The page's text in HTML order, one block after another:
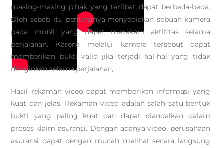
masing-masing pihak yang terlibat dapat berbeda-beda.
Oleh sebab itu pentingnya menyediakan sebuah kamera
pada mobil yang dapat merekam aktifitas selama
perjalanan. Karena melalui kamera tersebut dapat
memberikan bukti valid jika terjadi hal-hal yang tidak
diinginkan selama perjalanan,
Hasil rekaman video dapat memberikan informasi yang
kuat dan jelas. Rekaman video adalah salah satu bentuk
bukti yang paling kuat dan dapat diandalkan dalam
proses klaim asuransi. Dengan adanya video, perusahaan
asuransi dapat dengan mudah melihat secara langsung